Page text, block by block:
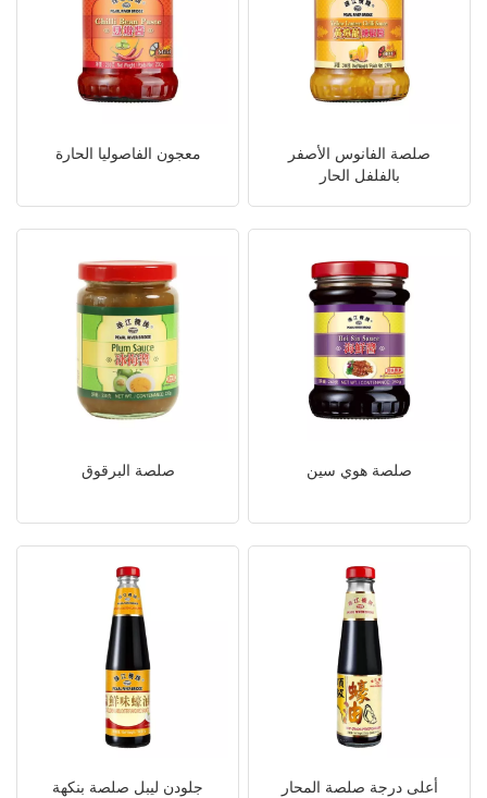
معجون الفاصوليا الحارة
صلصة الفانوس الأصفر
بالفلفل الحار
صلصة البرقوق صلصة هوي سين
جلودن ليبل صلصة بنكهة
أعلى درجة صلصة المحار